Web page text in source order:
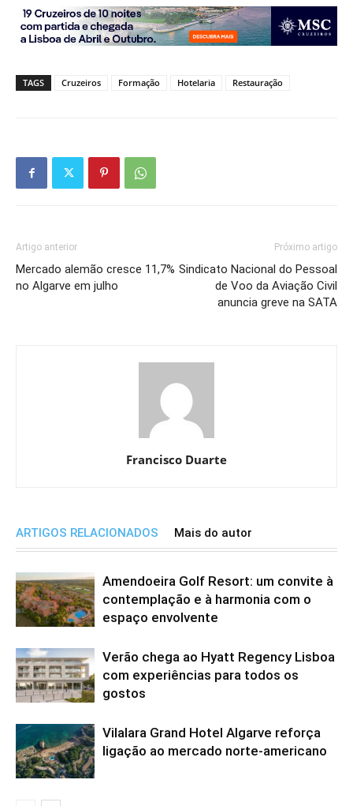
TAGS Cruzeiros Formação Hotelaria Restauração
Artigo anterior
Mercado alemão cresce 11,7%
no Algarve em julho
Próximo artigo
Sindicato Nacional do Pessoal
de Voo da Aviação Civil
anuncia greve na SATA
Francisco Duarte
ARTIGOS RELACIONADOS Mais do autor
Amendoeira Golf Resort: um convite à
contemplação e à harmonia com o
espaço envolvente
Verão chega ao Hyatt Regency Lisboa
com experiências para todos os
gostos
Vilalara Grand Hotel Algarve reforça
ligação ao mercado norte-americano